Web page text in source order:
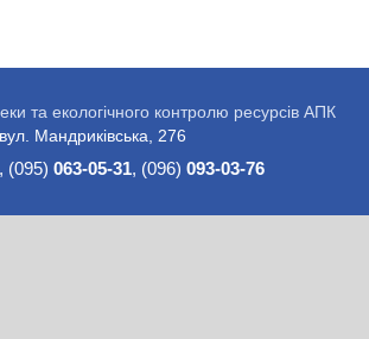
та екологічного контролю ресурсів АПК
Мандриківська, 276
, (095) 063-05-31, (096) 093-03-76